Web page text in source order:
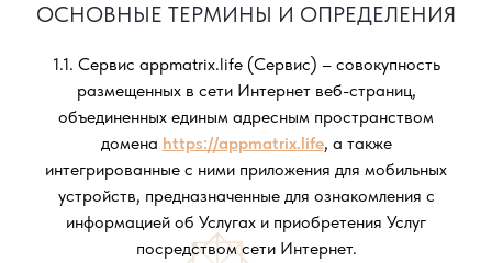
ОСНОВНЫЕ ТЕРМИНЫ И ОПРЕДЕЛЕНИЯ
1.1. Сервис appmatrix.life (Сервис) – совокупность
размещенных в сети Интернет веб-страниц,
объединенных единым адресным пространством
домена https://appmatrix.life, а также
интегрированные с ними приложения для мобильных
устройств, предназначенные для ознакомления с
информацией об Услугах и приобретения Услуг
посредством сети Интернет.